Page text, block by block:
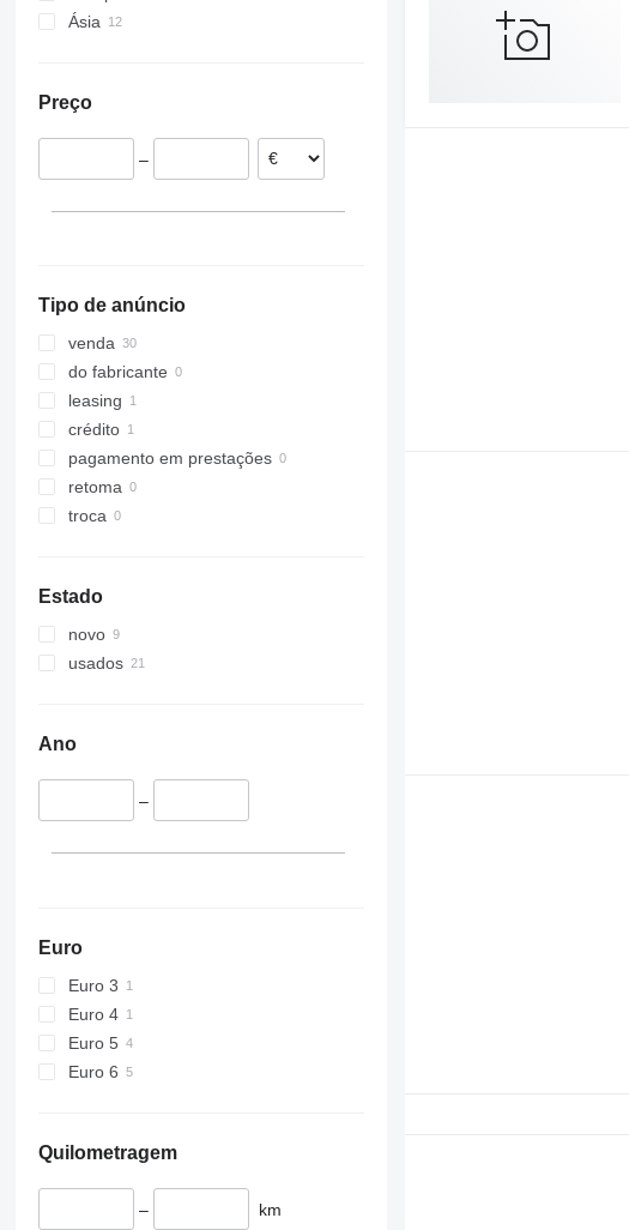
Trafic
Roménia
Hungria
Ásia
Preço
–
Tipo de anúncio
venda
do fabricante
leasing
crédito
pagamento em prestações
retoma
troca
Estado
novo
usados
Ano
–
Euro
Euro 3
Euro 4
Euro 5
Euro 6
Quilometragem
– km